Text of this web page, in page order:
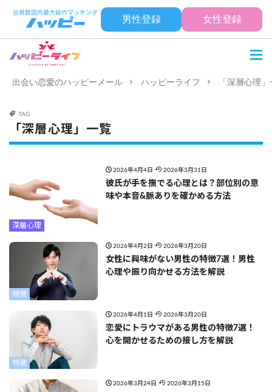
男性登録 女性登録
出会い恋愛のハッピーメール ハッピーライフ 「深層心理
TAG
「深層心理」一覧
深層心理
2026年4月4日 2026年3月31日
彼氏が手を撫でる心理とは？部位別の意
味や本音&脈ありを確かめる方法
特徴
2026年4月2日 2026年3月20日
女性に興味がない男性の特徴7選！男性
心理や振り向かせる方法を解説
特徴
2026年4月1日 2026年3月20日
恋愛にトラウマがある男性の特徴7選！
心を開かせるための接し方を解説
2026年3月24日 2026年3月15日